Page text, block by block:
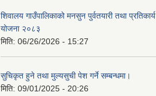
शिवालय गाउँपालिकाको मनसुन पुर्वतयारी तथा प्रतिकार्य
योजना २०८३
मिति: 06/26/2026 - 15:27
सुचिकृत हुने तथा मुल्यसुची पेश गर्ने सम्बन्धमा।
मिति: 09/01/2025 - 20:26